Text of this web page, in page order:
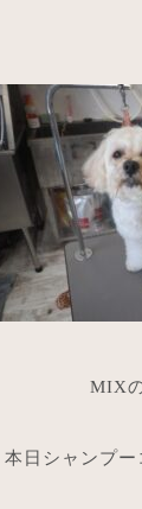
MIX
本日シャンプ